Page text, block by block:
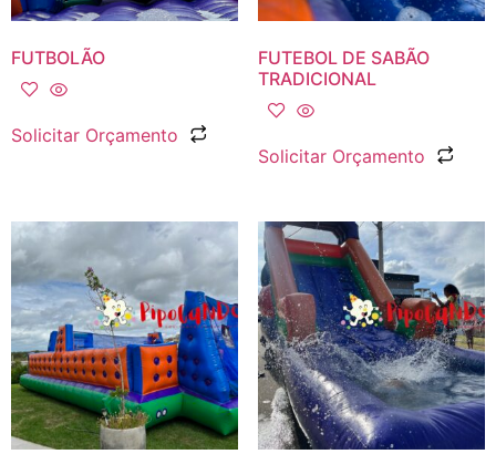
FUTBOLÃO
Solicitar Orçamento
FUTEBOL DE SABÃO
TRADICIONAL
Solicitar Orçamento